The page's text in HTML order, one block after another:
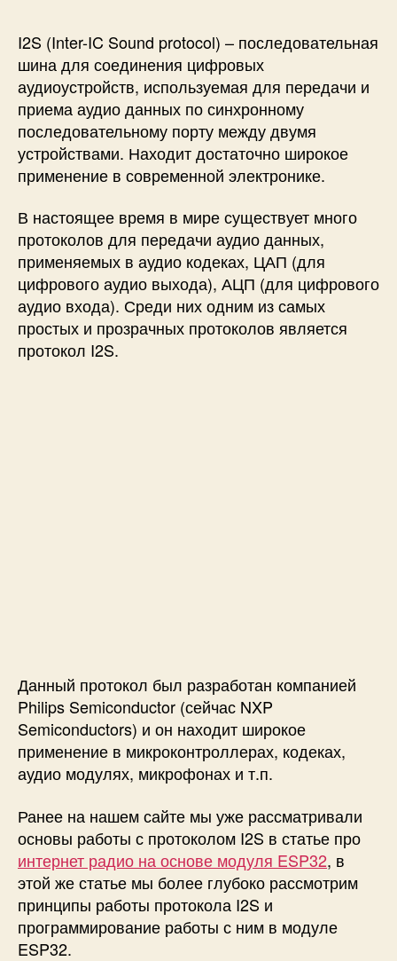
т
о
к
о
л
I
2
S
E
P
3
2
:
п
о
в
ы
п
р
о
р
а
м
м
и
р
о
I2S (Inter-IC Sound protocol) – последовательная
шина для соединения цифровых
аудиоустройств, используемая для передачи и
приема аудио данных по синхронному
последовательному порту между двумя
устройствами. Находит достаточно широкое
применение в современной электронике.
В настоящее время в мире существует много
протоколов для передачи аудио данных,
применяемых в аудио кодеках, ЦАП (для
цифрового аудио выхода), АЦП (для цифрового
аудио входа). Среди них одним из самых
простых и прозрачных протоколов является
протокол I2S.
Данный протокол был разработан компанией
Philips Semiconductor (сейчас NXP
Semiconductors) и он находит широкое
применение в микроконтроллерах, кодеках,
аудио модулях, микрофонах и т.п.
Ранее на нашем сайте мы уже рассматривали
основы работы с протоколом I2S в статье про
интернет радио на основе модуля ESP32, в
этой же статье мы более глубоко рассмотрим
принципы работы протокола I2S и
программирование работы с ним в модуле
ESP32.